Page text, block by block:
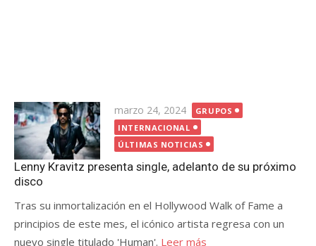
Publicada
el
marzo 24, 2024
GRUPOS
INTERNACIONAL
ÚLTIMAS NOTICIAS
Lenny Kravitz presenta single, adelanto de su próximo
disco
Tras su inmortalización en el Hollywood Walk of Fame a
principios de este mes, el icónico artista regresa con un
nuevo single titulado 'Human'. Leer más